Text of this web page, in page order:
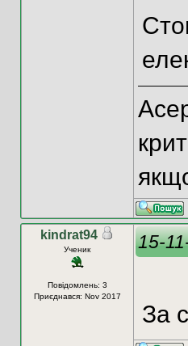
kindrat94
Ученик
Повідомлень: 3
Приєднався: Nov 2017
15-
За